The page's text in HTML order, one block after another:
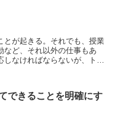
とが起きる。それでも、授業
など、それ以外の仕事もあ
しなければならないが、トラ
できることを明確にす